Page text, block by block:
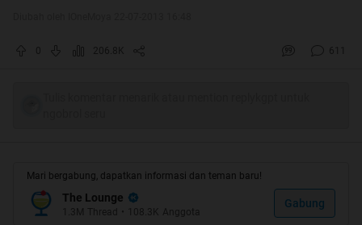
0 206.8K 611
Mari bergabung, dapatkan informasi dan teman baru!
The Lounge
1.3M Thread • 108.3K Anggota
Gabung